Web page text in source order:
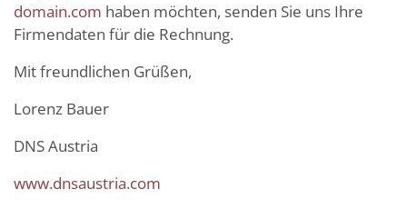
domain.com haben möchten, senden Sie uns Ihre
Firmendaten für die Rechnung.
Mit freundlichen Grüßen,
Lorenz Bauer
DNS Austria
www.dnsaustria.com